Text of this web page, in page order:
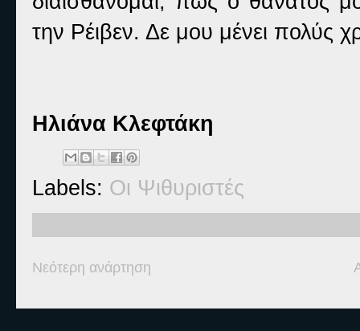
την Ρέιβεν. Δε μου μένει πολύς
Ηλιάνα Κλεφτάκη
Labels: Οι Ψιθυριστές
Νεότερη ανάρτηση